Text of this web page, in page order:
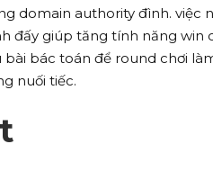
domain authority đình. việc
đấy giúp tăng tính năng win
bác toán để round chơi
nuối tiếc.